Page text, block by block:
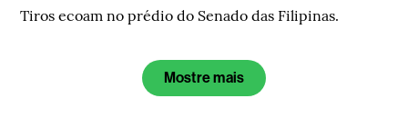
Tiros ecoam no prédio do Senado das Filipinas.
Mostre mais